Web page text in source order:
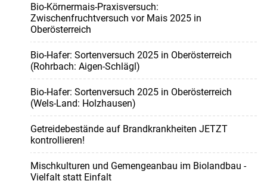
Bio-Körnermais-Praxisversuch:
Zwischenfruchtversuch vor Mais 2025 in
Oberösterreich
Bio-Hafer: Sortenversuch 2025 in Oberösterreich
(Rohrbach: Aigen-Schlägl)
Bio-Hafer: Sortenversuch 2025 in Oberösterreich
(Wels-Land: Holzhausen)
Getreidebestände auf Brandkrankheiten JETZT
kontrollieren!
Mischkulturen und Gemengeanbau im Biolandbau -
Vielfalt statt Einfalt